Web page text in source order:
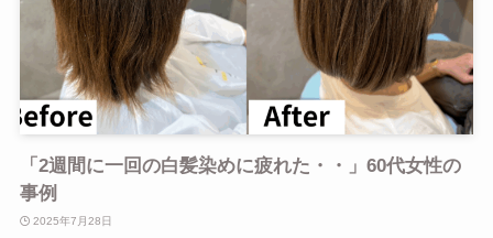
「2週間に一回の白髪染めに疲れた・・」60代女性の
事例
2025年7月28日